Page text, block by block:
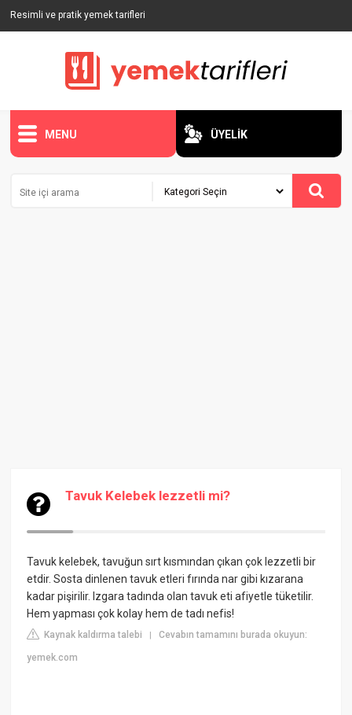
Resimli ve pratik yemek tarifleri
MENU ÜYELİK
Tavuk Kelebek lezzetli mi?
Tavuk kelebek, tavuğun sırt kısmından çıkan çok lezzetli bir
etdir. Sosta dinlenen tavuk etleri fırında nar gibi kızarana
kadar pişirilir. Izgara tadında olan tavuk eti afiyetle tüketilir.
Hem yapması çok kolay hem de tadı nefis!
Kaynak kaldırma talebi |Cevabın tamamını burada okuyun:
yemek.com